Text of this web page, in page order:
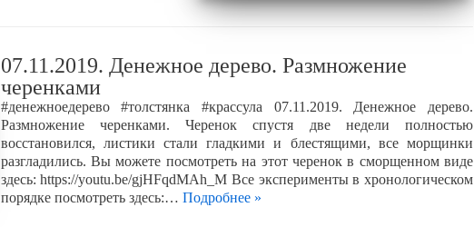
07.11.2019. Денежное дерево. Размножение
черенками
#денежноедерево #толстянка #крассула 07.11.2019. Денежное дерево.
Размножение черенками. Черенок спустя две недели полностью
восстановился, листики стали гладкими и блестящими, все морщинки
разгладились. Вы можете посмотреть на этот черенок в сморщенном виде
здесь: https://youtu.be/gjHFqdMAh_M Все эксперименты в хронологическом
порядке посмотреть здесь:… Подробнее »